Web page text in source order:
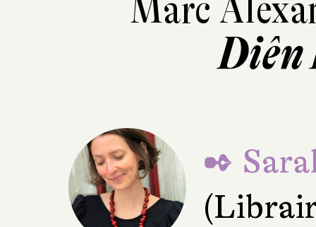
Marc
Diên
✒